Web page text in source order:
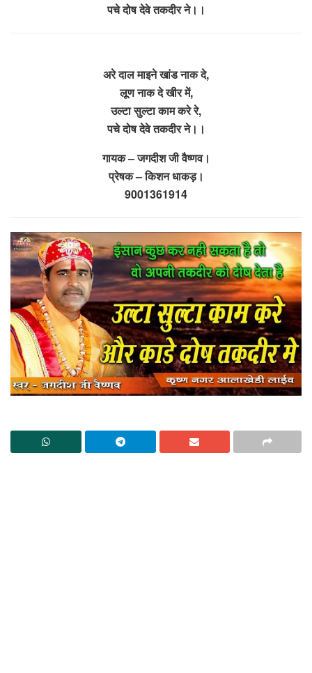
पचे दोष देवे तकदीर ने।।
अरे दाल माइने खांड नाक दे,
लूण नाक दे खीर में,
उल्टा सुल्टा काम करे रे,
पचे दोष देवे तकदीर ने।।
गायक – जगदीश जी वैष्णव।
प्रेषक – किशन धाकड़।
9001361914